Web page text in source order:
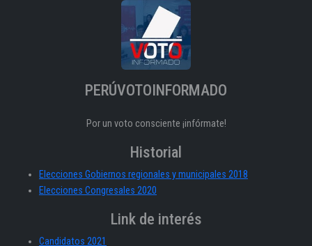
PERÚVOTOINFORMADO
Por un voto consciente ¡infórmate!
Historial
Elecciones Gobiernos regionales y municipales 2018
Elecciones Congresales 2020
Link de interés
Candidatos 2021